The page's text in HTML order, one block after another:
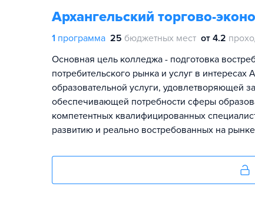
Архангельский торгово-
1 программа 25 бюджетных мест от 4.2
Основная цель колледжа - подготовка
потребительского рынка и услуг в
образовательной услуги, удовлетворяющей
обеспечивающей потребности сферы
компетентных квалифицированных
развитию и реально востребованных на рынке